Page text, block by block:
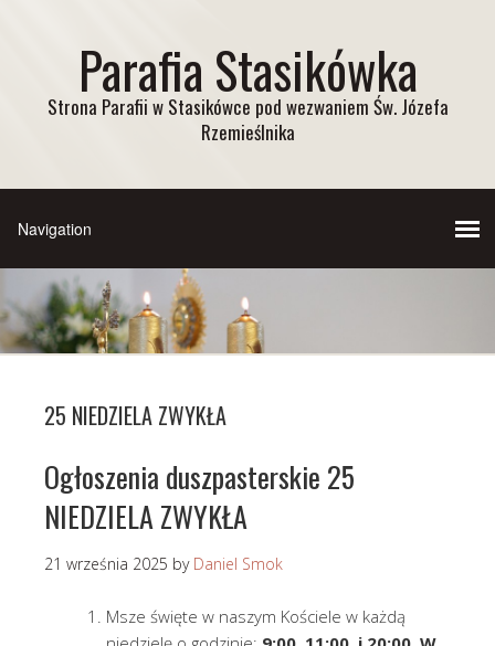
Parafia Stasikówka
Strona Parafii w Stasikówce pod wezwaniem Św. Józefa
Rzemieślnika
25 NIEDZIELA ZWYKŁA
Ogłoszenia duszpasterskie 25
NIEDZIELA ZWYKŁA
21 września 2025 by Daniel Smok
Msze święte w naszym Kościele w każdą